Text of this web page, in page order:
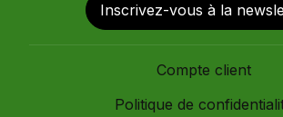
Inscrivez-vous à la
Compte client
Politique de